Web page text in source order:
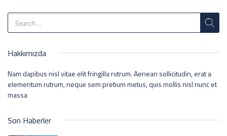
Hakkımızda
Nam dapibus nisl vitae elit fringilla rutrum. Aenean sollicitudin, erat a
elementum rutrum, neque sem pretium metus, quis mollis nisl nunc et
massa
Son Haberler